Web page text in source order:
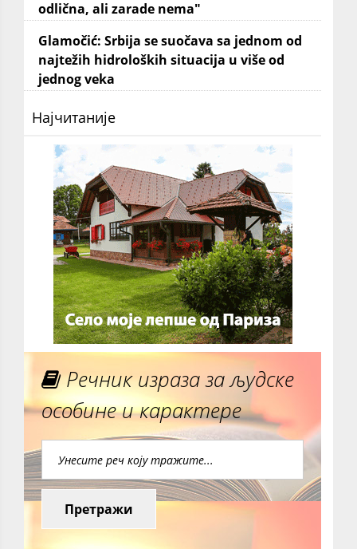
odlična, ali zarade nema"
Glamočić: Srbija se suočava sa jednom od
najtežih hidroloških situacija u više od
jednog veka
Најчитаније
Речник израза за људске
особине и карактере
Претражи